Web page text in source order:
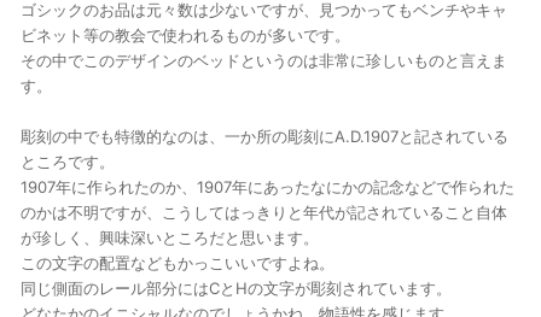
ゴシックのお品は元々数は少ないですが、見つかってもベンチやキャ
ビネット等の教会で使われるものが多いです。
その中でこのデザインのベッドというのは非常に珍しいものと言えま
す。
彫刻の中でも特徴的なのは、一か所の彫刻にA.D.1907と記されている
ところです。
1907年に作られたのか、1907年にあったなにかの記念などで作られた
のかは不明ですが、こうしてはっきりと年代が記されていること自体
が珍しく、興味深いところだと思います。
この文字の配置などもかっこいいですよね。
同じ側面のレール部分にはCとHの文字が彫刻されています。
どなたかのイニシャルなのでしょうかね、物語性を感じます。